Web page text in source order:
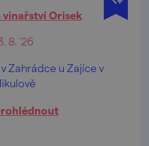
vinařství Orisek
8. '26
Zahrádce u Zajíce v